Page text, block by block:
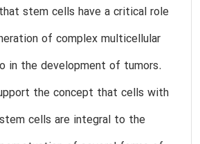
stem cells have a critical role
of complex multicellular
in the development of tumors.
the concept that cells with
cells are integral to the